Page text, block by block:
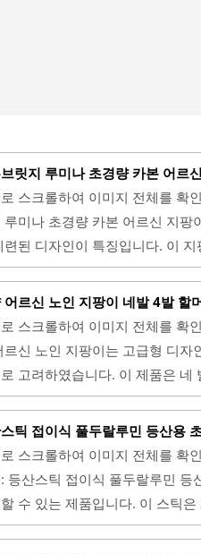
릿지 루미나 초경량 카본 어르
스크롤하여 이미지 전체를 확
루미나 초경량 카본 어르신 지팡
련된 디자인이 특징입니다. 이
지지력을 제공합니다. 높이
편리합니다.손잡이는 인체공학
여줍니다. 또한, 지팡이의 다리
니다. 이 제품은 고급스러운 외
사용하기에 적합합니다.사용자
. 다양한 색상으로 제공되어..
어르신 노인 지팡이 네발 4발 할
스크롤하여 이미지 전체를 확
르신 노인 지팡이는 고급형 디
고려하였습니다. 이 제품은 네
안전하게 서 있을 수 있도록
무게로 손목에 부담을 주지 않
없이 안정적인 사용이 가능합
수 있으며, 고정력이 뛰어나 걸
내외에서 모두 안정감 있게 사
틱 접이식 풀두랄루민 등산용
스크롤하여 이미지 전체를 확
등산스틱 접이식 풀두랄루민 등
수 있는 제품입니다. 이 스틱
, 가벼운 무게로 인해 장시간